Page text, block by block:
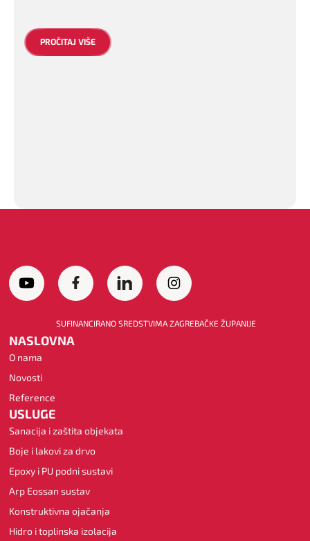
PROČITAJ VIŠE
SUFINANCIRANO SREDSTVIMA ZAGREBAČKE ŽUPANIJE
NASLOVNA
O nama
Novosti
Reference
USLUGE
Sanacija i zaštita objekata
Boje i lakovi za drvo
Epoxy i PU podni sustavi
Arp Eossan sustav
Konstruktivna ojačanja
Hidro i toplinska izolacija